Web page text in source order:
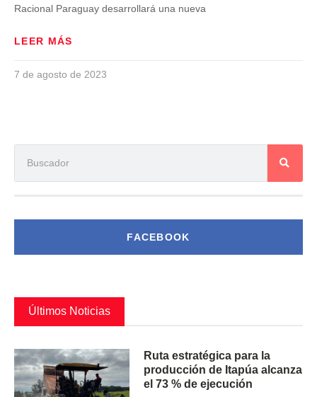
Racional Paraguay desarrollará una nueva
LEER MÁS
7 de agosto de 2023
FACEBOOK
Últimos Noticias
Ruta estratégica para la
producción de Itapúa alcanza
el 73 % de ejecución